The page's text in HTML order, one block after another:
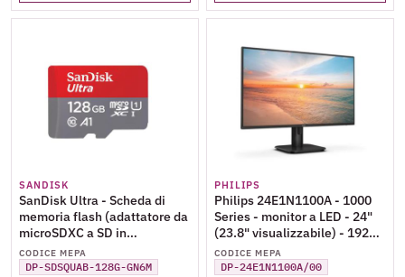
SANDISK
SanDisk Ultra - Scheda di
memoria flash (adattatore da
microSDXC a SD in
dotazione) - 128 GB - A1 /
UHS Class 1 / Class10 - UHS-
CODICE MEPA
DP-SDSQUAB-128G-GN6M
PHILIPS
Philips 24E1N1100A - 1000
Series - monitor a LED - 24"
(23.8" visualizzabile) - 1920 x
1080 Full HD (1080p) @ 100
Hz - IPS - 250 cd/m² - 1300:1
CODICE MEPA
DP-24E1N1100A/00